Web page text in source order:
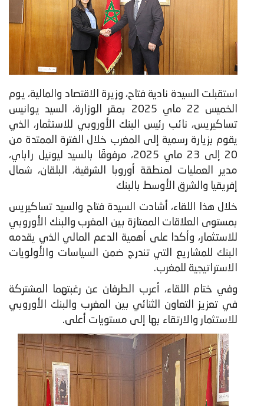
استقبلت السيدة نادية فتاح، وزيرة الاقتصاد والمالية، يوم
الخميس 22 ماي 2025 بمقر الوزارة، السيد يوانيس
تساكيريس، نائب رئيس البنك الأوروبي للاستثمار، الذي
يقوم بزيارة رسمية إلى المغرب خلال الفترة الممتدة من
20 إلى 23 ماي 2025، مرفوقًا بالسيد ليونيل راباي،
مدير العمليات لمنطقة أوروبا الشرقية، البلقان، شمال
إفريقيا والشرق الأوسط بالبنك
​خلال هذا اللقاء، أشادت السيدة فتاح والسيد تساكيريس
بمستوى العلاقات الممتازة بين المغرب والبنك الأوروبي
للاستثمار، وأكدا على أهمية الدعم المالي الذي يقدمه
البنك للمشاريع التي تندرج ضمن السياسات والأولويات
الاستراتيجية للمغرب.
وفي ختام اللقاء، أعرب الطرفان عن رغبتهما المشتركة
في تعزيز التعاون الثنائي بين المغرب والبنك الأوروبي
للاستثمار والارتقاء بها إلى مستويات أعلى.